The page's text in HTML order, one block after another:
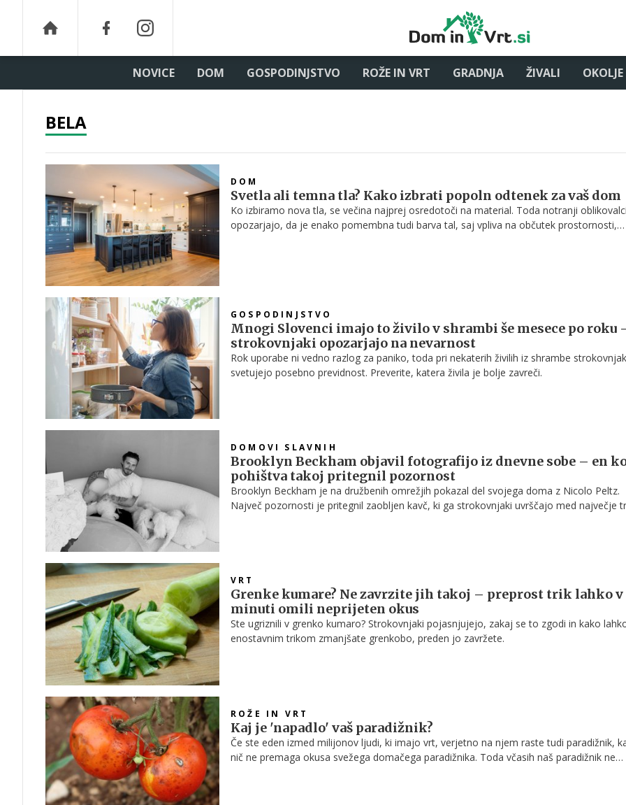
NOVICE DOM GOSPODINJSTVO ROŽE IN VRT GRADNJA ŽIVALI OKOLJE
BELA
DOM
Svetla ali temna tla? Kako izbrati popoln odtenek za vaš dom
Ko izbiramo nova tla, se večina najprej osredotoči na material. Toda notranji oblikovalci
opozarjajo, da je enako pomembna tudi barva tal, saj vpliva na občutek prostornosti,
GOSPODINJSTVO
Mnogi Slovenci imajo to živilo v shrambi še mesece po roku
strokovnjaki opozarjajo na nevarnost
Rok uporabe ni vedno razlog za paniko, toda pri nekaterih živilih iz shrambe
svetujejo posebno previdnost. Preverite, katera živila je bolje zavreči.
DOMOVI SLAVNIH
Brooklyn Beckham objavil fotografijo iz dnevne sobe – en
pohištva takoj pritegnil pozornost
Brooklyn Beckham je na družbenih omrežjih pokazal del svojega doma z Nicolo Peltz.
Največ pozornosti je pritegnil zaobljen kavč, ki ga strokovnjaki uvrščajo med največje
VRT
Grenke kumare? Ne zavrzite jih takoj – preprost trik lahko v
minuti omili neprijeten okus
Ste ugriznili v grenko kumaro? Strokovnjaki pojasnjujejo, zakaj se to zgodi in kako
enostavnim trikom zmanjšate grenkobo, preden jo zavržete.
ROŽE IN VRT
Kaj je 'napadlo' vaš paradižnik?
Če ste eden izmed milijonov ljudi, ki imajo vrt, verjetno na njem raste tudi paradižnik,
nič ne premaga okusa svežega domačega paradižnika. Toda včasih naš paradižnik ne